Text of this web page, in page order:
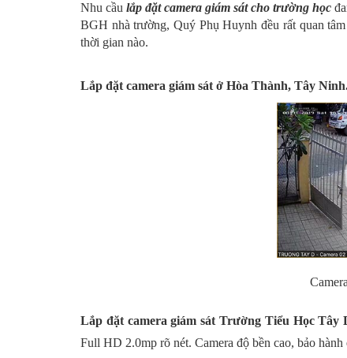
Nhu cầulắp đặt camera giám sát cho trường học
BGH nhà trường, Quý Phụ Huynh đều rất quan
thời gian nào.
Lắp đặt camera giám sát ở Hòa Thành, Tây
Lắp đặt camera giám sát Trường Tiểu Học Tây
Full HD 2.0mp rõ nét. Camera độ bền cao, bảo hành